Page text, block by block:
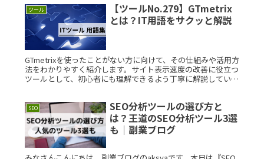
ツール
【ツールNo.279】GTmetrix
とは？IT用語をサクッと解説
GTmetrixを使ったことがない方に向けて、その仕組みや活用方
法をわかりやすく紹介します。サイト表示速度の改善に役立つ
ツールとして、初心者にも理解できるよう丁寧に解説していま
SEO
SEO分析ツールの選び方と
は？王道のSEO分析ツール3選
も｜副業ブログ